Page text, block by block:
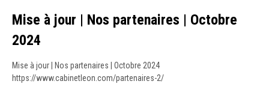
Mise à jour | Nos partenaires | Octobre
2024
Mise à jour | Nos partenaires | Octobre 2024
https://www.cabinetleon.com/partenaires-2/